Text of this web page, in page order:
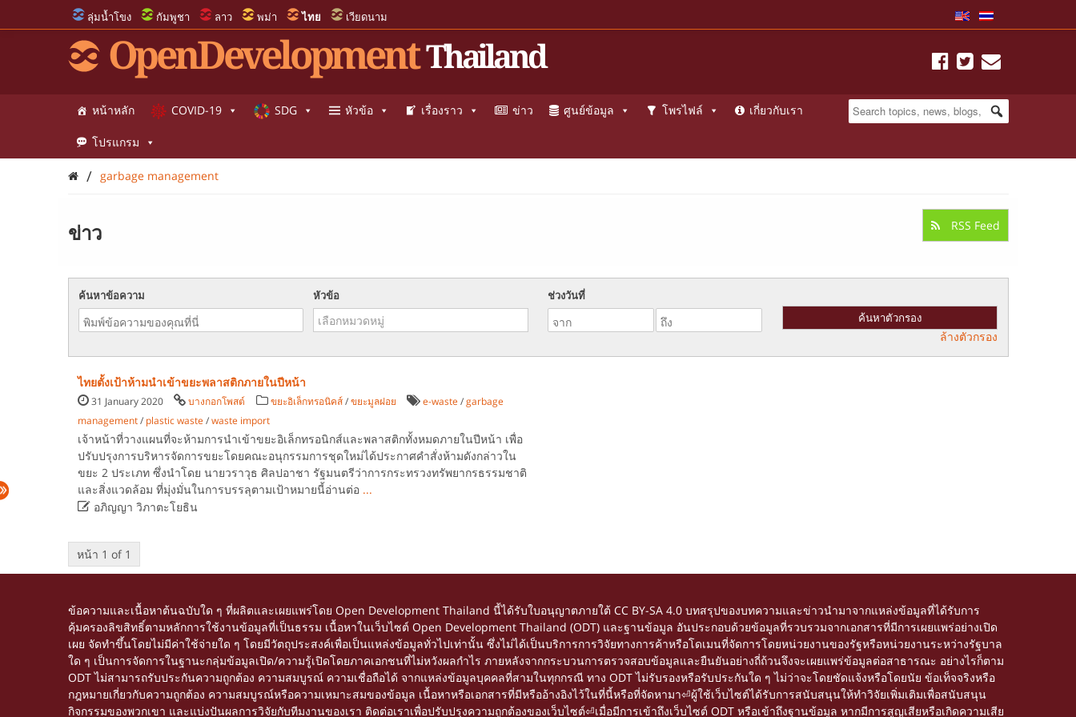
ลุ่มน้ำโขง กัมพูชา ลาว พม่า ไทย เวียดนาม
OpenDevelopment Thailand
หน้าหลัก COVID-19 SDG หัวข้อ เรื่องราว ข่าว ศูนย์ข้อมูล โพรไฟล์ เกี่ยวกับเรา
โปรแกรม
/ garbage management
ข่าว RSS Feed
ค้นหาข้อความ หัวข้อ ช่วงวันที่
ล้างตัวกรอง
ไทยตั้งเป้าห้ามนำเข้าขยะพลาสติกภายในปีหน้า
31 January 2020 บางกอกโพสต์ ขยะอิเล็กทรอนิคส์/ขยะมูลฝอย e-waste /garbage
management/ plastic waste /waste import
เจ้าหน้าที่วางแผนที่จะห้ามการนำเข้าขยะอิเล็กทรอนิกส์และพลาสติกทั้งหมดภายในปีหน้า เพื่อ
ปรับปรุงการบริหารจัดการขยะโดยคณะอนุกรรมการชุดใหม่ได้ประกาศคำสั่งห้ามดังกล่าวใน
ขยะ 2 ประเภท ซึ่งนำโดย นายวราวุธ ศิลปอาชา รัฐมนตรีว่าการกระทรวงทรัพยากรธรรมชาติ
และสิ่งแวดล้อม ที่มุ่งมั่นในการบรรลุตามเป้าหมายนี้อ่านต่อ ...
อภิญญา วิภาตะโยธิน
หน้า 1 of 1
ข้อความและเนื้อหาต้นฉบับใด ๆ ที่ผลิตและเผยแพร่โดย Open Development Thailand นี้ได้รับใบอนุญาตภายใต้ CC BY-SA 4.0บทสรุปของบทความและข่าวนำมาจากแหล่งข้อมูลที่ได้รับการ
คุ้มครองลิขสิทธิ์ตามหลักการใช้งานข้อมูลที่เป็นธรรม เนื้อหาในเว็บไซต์ Open Development Thailand (ODT) และฐานข้อมูล อันประกอบด้วยข้อมูลที่รวบรวมจากเอกสารที่มีการเผยแพร่อย่างเปิด
เผย จัดทำขึ้นโดยไม่มีค่าใช้จ่ายใด ๆ โดยมีวัตถุประสงค์เพื่อเป็นแหล่งข้อมูลทั่วไปเท่านั้น ซึ่งไม่ได้เป็นบริการการวิจัยทางการค้าหรือโดเมนที่จัดการโดยหน่วยงานของรัฐหรือหน่วยงานระหว่างรัฐบาล
ใด ๆ เป็นการจัดการในฐานะกลุ่มข้อมูลเปิด/ความรู้เปิดโดยภาคเอกชนที่ไม่หวังผลกำไร ภายหลังจากกระบวนการตรวจสอบข้อมูลและยืนยันอย่างถี่ถ้วนจึงจะเผยแพร่ข้อมูลต่อสาธารณะ อย่างไรก็ตาม
ODT ไม่สามารถรับประกันความถูกต้อง ความสมบูรณ์ ความเชื่อถือได้ จากแหล่งข้อมูลบุคคลที่สามในทุกกรณี ทาง ODT ไม่รับรองหรือรับประกันใด ๆ ไม่ว่าจะโดยชัดแจ้งหรือโดยนัย ข้อเท็จจริงหรือ
กฎหมายเกี่ยวกับความถูกต้อง ความสมบูรณ์หรือความเหมาะสมของข้อมูล เนื้อหาหรือเอกสารที่มีหรืออ้างอิงไว้ในที่นี้หรือที่จัดหามา⏎ผู้ใช้เว็บไซต์ได้รับการสนับสนุนให้ทำวิจัยเพิ่มเติมเพื่อสนับสนุน
กิจกรรมของพวกเขา และแบ่งปันผลการวิจัยกับทีมงานของเรา ติดต่อเราเพื่อปรับปรุงความถูกต้องของเว็บไซต์⏎เมื่อมีการเข้าถึงเว็บไซต์ ODT หรือเข้าถึงฐานข้อมูล หากมีการสูญเสียหรือเกิดความเสีย